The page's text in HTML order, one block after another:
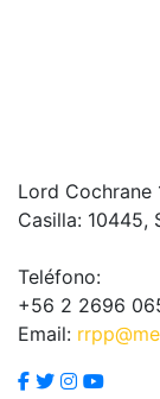
Lord Cochrane
Casilla: 10445,
Teléfono:
+56 2 2696
Email: